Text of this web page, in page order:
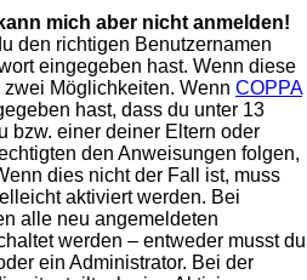
mich aber nicht anmelden!
den richtigen Benutzernamen
eingegeben hast. Wenn diese
Möglichkeiten. Wenn COPPA
hast, dass du unter 13
bzw. einer deiner Eltern oder
den Anweisungen folgen,
dies nicht der Fall ist, muss
aktiviert werden. Bei
alle neu angemeldeten
werden – entweder musst du
ein Administrator. Bei der